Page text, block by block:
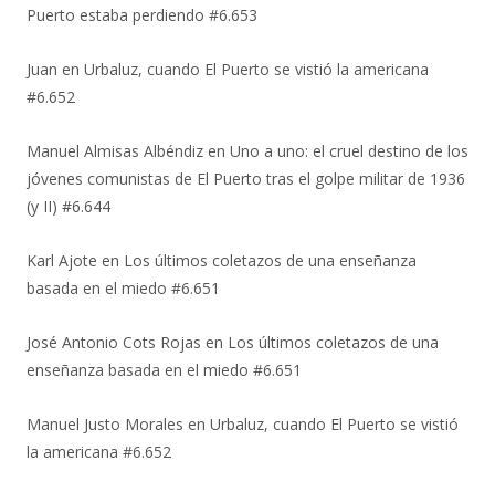
Puerto estaba perdiendo #6.653
Juan en Urbaluz, cuando El Puerto se vistió la americana
#6.652
Manuel Almisas Albéndiz en Uno a uno: el cruel destino de los
jóvenes comunistas de El Puerto tras el golpe militar de 1936
(y II) #6.644
Karl Ajote en Los últimos coletazos de una enseñanza
basada en el miedo #6.651
José Antonio Cots Rojas en Los últimos coletazos de una
enseñanza basada en el miedo #6.651
Manuel Justo Morales en Urbaluz, cuando El Puerto se vistió
la americana #6.652